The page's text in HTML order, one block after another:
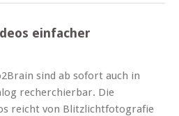
einfacher
sind ab sofort auch in
recherchierbar. Die
reicht von Blitzlichtfotografie